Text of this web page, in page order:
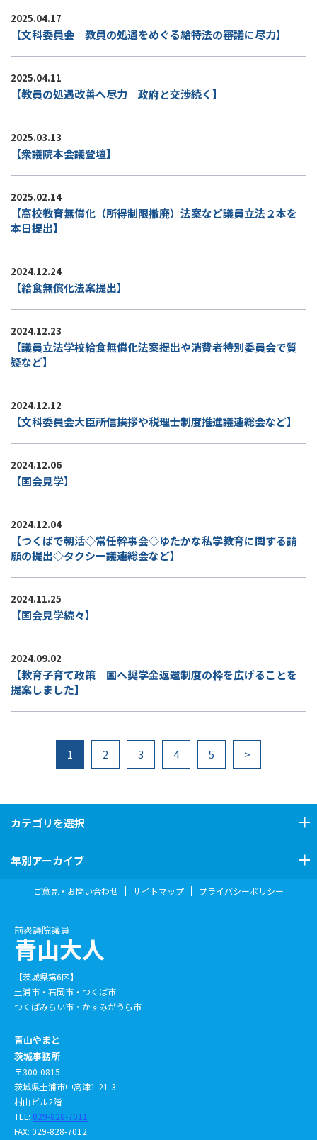
2025.04.17
【文科委員会 教員の処遇をめぐる給特法の審議に尽力】
2025.04.11
【教員の処遇改善へ尽力 政府と交渉続く】
2025.03.13
【衆議院本会議登壇】
2025.02.14
【高校教育無償化（所得制限撤廃）法案など議員立法２本を
本日提出】
2024.12.24
【給食無償化法案提出】
2024.12.23
【議員立法学校給食無償化法案提出や消費者特別委員会で質
疑など】
2024.12.12
【文科委員会大臣所信挨拶や税理士制度推進議連総会など】
2024.12.06
【国会見学】
2024.12.04
【つくばで朝活◇常任幹事会◇ゆたかな私学教育に関する請
願の提出◇タクシー議連総会など】
2024.11.25
【国会見学続々】
2024.09.02
【教育子育て政策 国へ奨学金返還制度の枠を広げることを
提案しました】
1 2 3 4 5 >
カテゴリを選択
年別アーカイブ
前衆議院議員
青山大人
【茨城県第6区】
土浦市・石岡市・つくば市
つくばみらい市・かすみがうら市
青山やまと
茨城事務所
〒300-0815
茨城県土浦市中高津1-21-3
村山ビル2階
TEL: 029-828-7011
FAX: 029-828-7012
ご意見・お問い合わせ サイトマップ プライバシーポリシー